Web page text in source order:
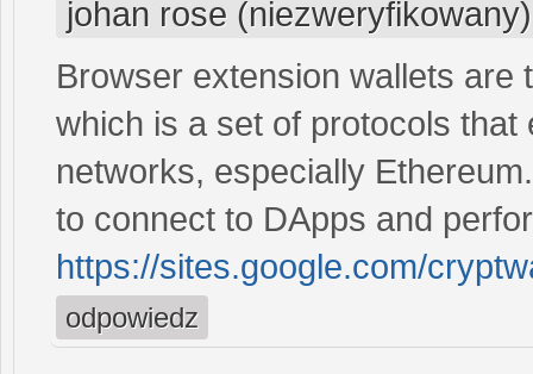
johan rose (niezweryfikowany)
Browser extension wallets are
which is a set of protocols
networks, especially
to connect to DApps and
https://sites.google.com/
odpowiedz